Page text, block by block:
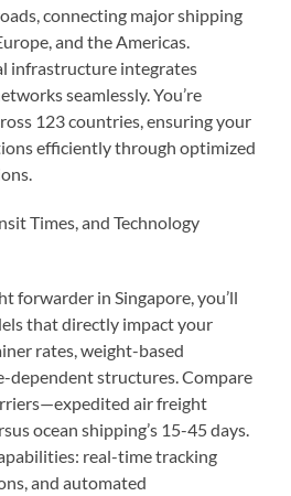
connecting major shipping
and the Americas.
infrastructure integrates
seamlessly. You’re
123 countries, ensuring your
efficiently through optimized
Times, and Technology
forwarder in Singapore, you’ll
that directly impact your
rates, weight-based
dependent structures. Compare
air freight
ocean shipping’s 15-45 days.
real-time tracking
and automated